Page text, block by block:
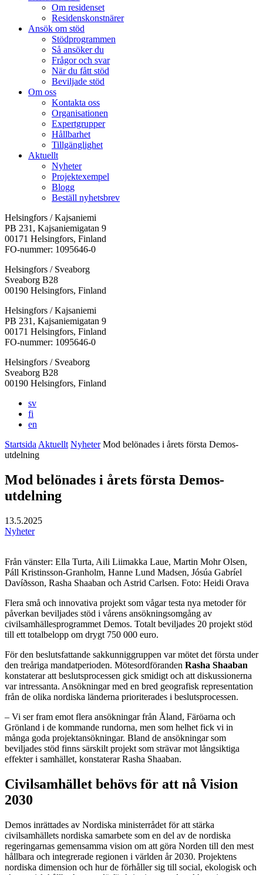
Om residenset
Residenskonstnärer
Ansök om stöd
Stödprogrammen
Så ansöker du
Frågor och svar
När du fått stöd
Beviljade stöd
Om oss
Kontakta oss
Organisationen
Expertgrupper
Hållbarhet
Tillgänglighet
Aktuellt
Nyheter
Projektexempel
Blogg
Beställ nyhetsbrev
Helsingfors / Kajsaniemi
PB 231, Kajsaniemigatan 9
00171 Helsingfors, Finland
FO-nummer: 1095646-0
Helsingfors / Sveaborg
Sveaborg B28
00190 Helsingfors, Finland
Facebook:
Öppnas
i
en
flik
Instagram:
Öppnas
i
en
flik
TikTok:
Öppnas
i
en
flik
Youtube:
Öppnas
i
en
flik
Vimeo:
Öppnas
i
en
flik
Helsingfors / Kajsaniemi
PB 231, Kajsaniemigatan 9
00171 Helsingfors, Finland
FO-nummer: 1095646-0
Helsingfors / Sveaborg
Sveaborg B28
00190 Helsingfors, Finland
sv
fi
en
Startsida Aktuellt Nyheter Mod belönades i årets första Demos-
utdelning
Mod belönades i årets första Demos-
utdelning
13.5.2025
Nyheter
Från vänster: Ella Turta, Aili Liimakka Laue, Martin Mohr Olsen,
Páll Kristinsson-Granholm, Hanne Lund Madsen, Jósúa Gabríel
Davíðsson, Rasha Shaaban och Astrid Carlsen. Foto: Heidi Orava
Flera små och innovativa projekt som vågar testa nya metoder för
påverkan beviljades stöd i vårens ansökningsomgång av
civilsamhällesprogrammet Demos. Totalt beviljades 20 projekt stöd
till ett totalbelopp om drygt 750 000 euro.
För den beslutsfattande sakkunniggruppen var mötet det första under
den treåriga mandatperioden. Mötesordföranden Rasha Shaaban
konstaterar att beslutsprocessen gick smidigt och att diskussionerna
var intressanta. Ansökningar med en bred geografisk representation
från de olika nordiska länderna prioriterades i beslutsprocessen.
– Vi ser fram emot flera ansökningar från Åland, Färöarna och
Grönland i de kommande rundorna, men som helhet fick vi in
många goda projektansökningar. Bland de ansökningar som
beviljades stöd finns särskilt projekt som strävar mot långsiktiga
effekter i samhället, konstaterar Rasha Shaaban.
Civilsamhället behövs för att nå Vision
2030
Demos inrättades av Nordiska ministerrådet för att stärka
civilsamhällets nordiska samarbete som en del av de nordiska
regeringarnas gemensamma vision om att göra Norden till den mest
hållbara och integrerade regionen i världen år 2030. Projektens
nordiska dimension och hur de förhåller sig till social, ekologisk och